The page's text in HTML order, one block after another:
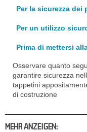
Per la sicurezza dei
Per un utilizzo
Prima di mettersi
Osservare quanto
garantire sicurezza
tappetini
di costruzione
MEHR ANZEIGEN: